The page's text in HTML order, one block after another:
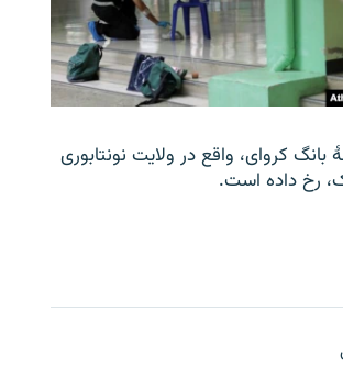
بانگ کروای، واقع در ولایت نونتابوری
رخ داده است.